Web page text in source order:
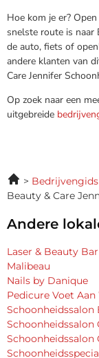
Hoe kom je er?
snelste route is naar
de auto, fiets of
andere klanten van
Care Jennifer
Op zoek naar een
uitgebreide
Bedrijvengids
Beauty & Care
Andere
Laser & Beauty Bar
Malibeau
Nails by Danique
Pedicure Voet Aan
Schoonheidssalon
Schoonheidssalon
Schoonheidssalon